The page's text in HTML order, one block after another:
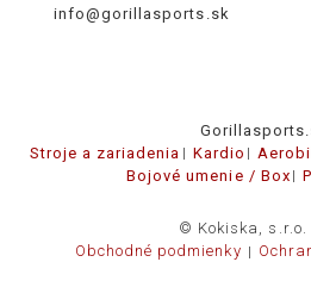
info@gorillasports.sk
Stroje a zariadenia
Kardio
Bojové umenie / Box
© Kokiska, s.r.o.
Obchodné podmienky